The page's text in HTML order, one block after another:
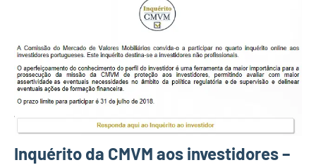
Inquérito da CMVM aos investidores –